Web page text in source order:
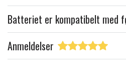
Batteriet er kompatibelt med
Anmeldelser